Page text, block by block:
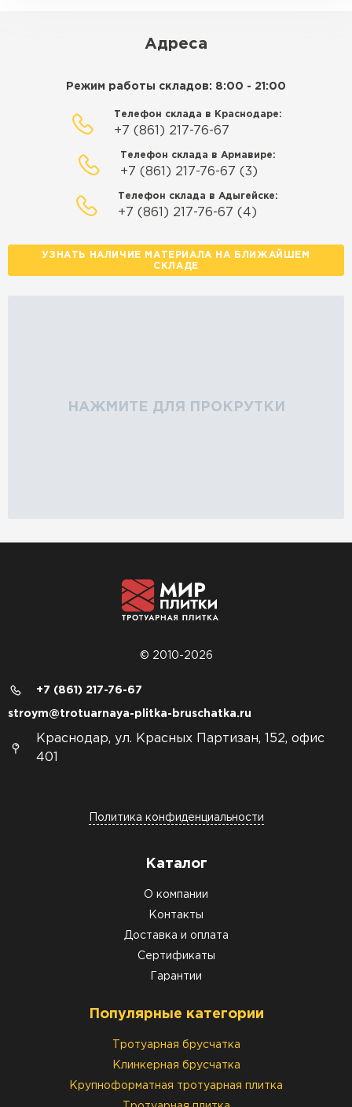
Адреса
Режим работы складов: 8:00 - 21:00
Телефон склада в Краснодаре:
+7 (861) 217-76-67
Телефон склада в Армавире:
+7 (861) 217-76-67 (3)
Телефон склада в Адыгейске:
+7 (861) 217-76-67 (4)
УЗНАТЬ НАЛИЧИЕ МАТЕРИАЛА НА БЛИЖАЙШЕМ
СКЛАДЕ
НАЖМИТЕ ДЛЯ ПРОКРУТКИ
© 2010-2026
+7 (861) 217-76-67
stroym@trotuarnaya-plitka-bruschatka.ru
Краснодар, ул. Красных Партизан, 152, офис
401
Политика конфиденциальности
Каталог
О компании
Контакты
Доставка и оплата
Сертификаты
Гарантии
Популярные категории
Тротуарная брусчатка
Клинкерная брусчатка
Крупноформатная тротуарная плитка